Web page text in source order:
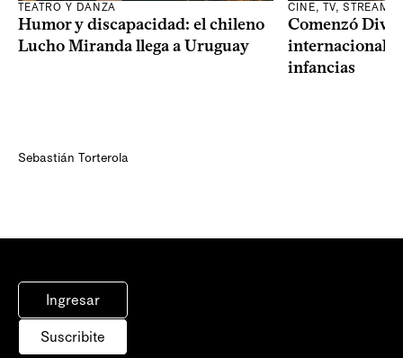
TEATRO Y DANZA
Humor y discapacidad: el chileno
Lucho Miranda llega a Uruguay
Sebastián Torterola
CINE, TV,
Comenzó
internacional
infancias
Ingresar
Suscribite